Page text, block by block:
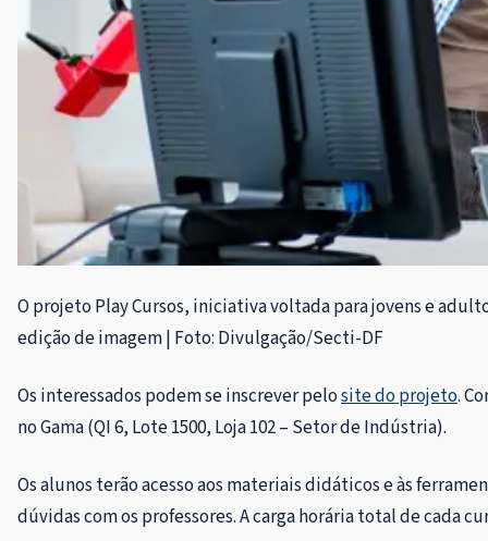
O projeto Play Cursos, iniciativa voltada para jovens e
edição de imagem | Foto: Divulgação/Secti-DF
Os interessados podem se inscrever pelosite do projeto.
no Gama (QI 6, Lote 1500, Loja 102 – Setor de Indústria).
Os alunos terão acesso aos materiais didáticos e às
dúvidas com os professores. A carga horária total de cada